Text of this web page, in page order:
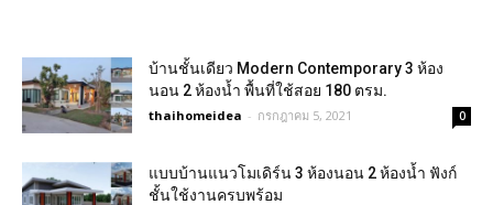
บ้านชั้นเดียว Modern Contemporary 3 ห้อง
นอน 2 ห้องน้ำ พื้นที่ใช้สอย​ 180​ ตรม.​
thaihomeidea - กรกฎาคม 5, 2021 0
แบบบ้านแนวโมเดิร์น 3 ห้องนอน 2 ห้องน้ำ ฟังก์
ชั้นใช้งานครบพร้อม